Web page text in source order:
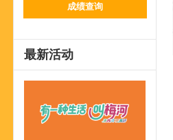
成绩查询
最新活动